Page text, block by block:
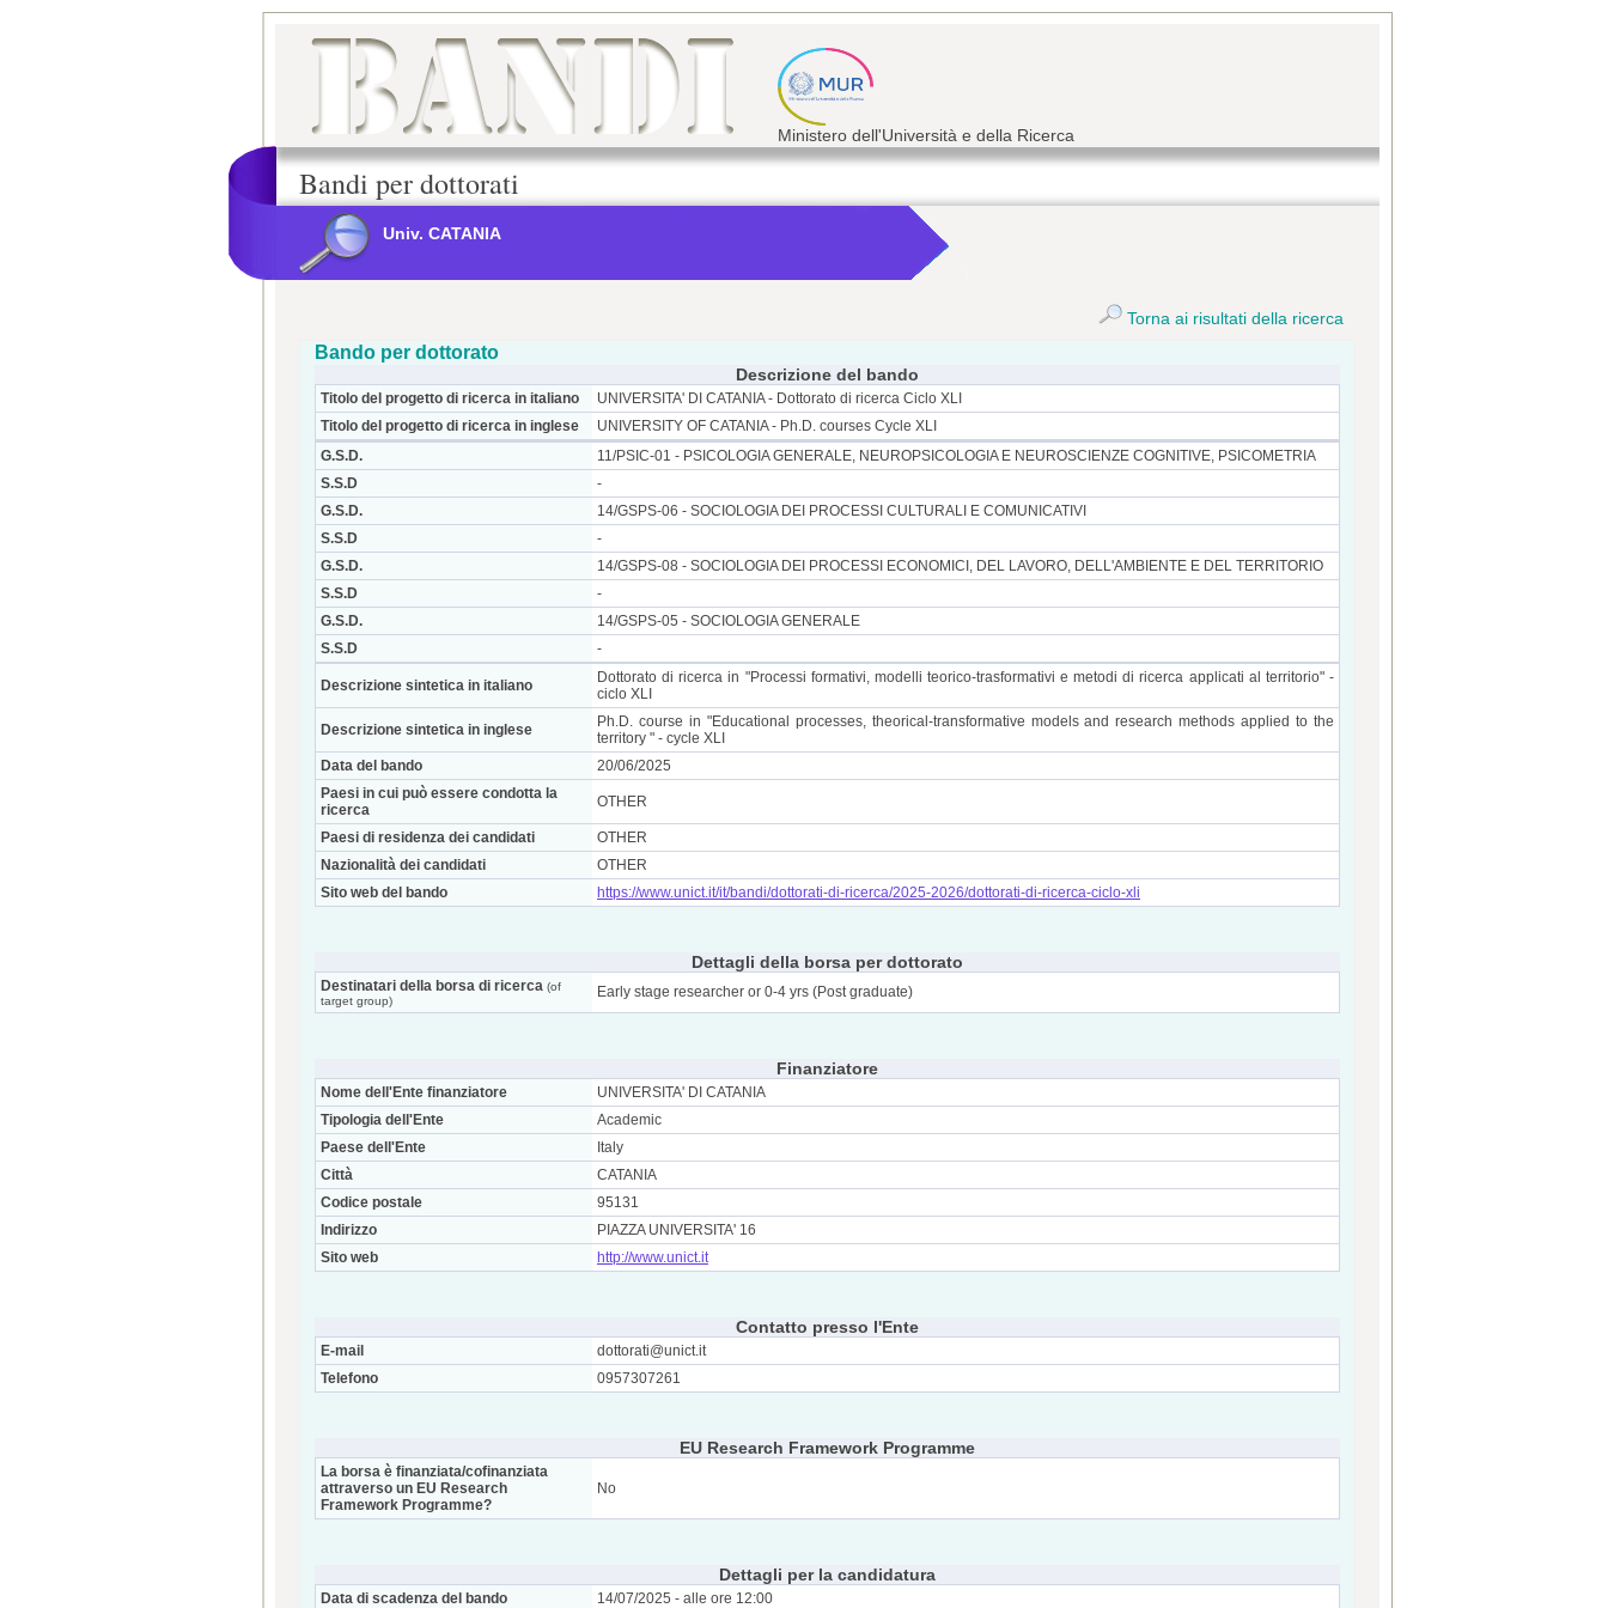
Ministero dell'Università e della Ricerca
Bandi per dottorati
Univ. CATANIA
Torna ai risultati della ricerca
Bando per dottorato
Descrizione del bando
Titolo del progetto di ricerca in italiano
UNIVERSITA' DI CATANIA - Dottorato di ricerca Ciclo XLI
Titolo del progetto di ricerca in inglese
UNIVERSITY OF CATANIA - Ph.D. courses Cycle XLI
G.S.D.
11/PSIC-01 - PSICOLOGIA GENERALE, NEUROPSICOLOGIA E NEUROSCIENZE COGNITIVE, PSICOMETRIA
S.S.D
-
G.S.D.
14/GSPS-06 - SOCIOLOGIA DEI PROCESSI CULTURALI E COMUNICATIVI
S.S.D
-
G.S.D.
14/GSPS-08 - SOCIOLOGIA DEI PROCESSI ECONOMICI, DEL LAVORO, DELL'AMBIENTE E DEL TERRITORIO
S.S.D
-
G.S.D.
14/GSPS-05 - SOCIOLOGIA GENERALE
S.S.D
-
Descrizione sintetica in italiano
Dottorato di ricerca in "Processi formativi, modelli teorico-trasformativi e metodi di ricerca applicati al territorio" -
ciclo XLI
Descrizione sintetica in inglese
Ph.D. course in "Educational processes, theorical-transformative models and research methods applied to the
territory " - cycle XLI
Data del bando
20/06/2025
Paesi in cui può essere condotta la
ricerca
OTHER
Paesi di residenza dei candidati
OTHER
Nazionalità dei candidati
OTHER
Sito web del bando
https://www.unict.it/it/bandi/dottorati-di-ricerca/2025-2026/dottorati-di-ricerca-ciclo-xli
Dettagli della borsa per dottorato
Destinatari della borsa di ricerca (of
target group)
Early stage researcher or 0-4 yrs (Post graduate)
Finanziatore
Nome dell'Ente finanziatore
UNIVERSITA' DI CATANIA
Tipologia dell'Ente
Academic
Paese dell'Ente
Italy
Città
CATANIA
Codice postale
95131
Indirizzo
PIAZZA UNIVERSITA' 16
Sito web
http://www.unict.it
Contatto presso l'Ente
E-mail
dottorati@unict.it
Telefono
0957307261
EU Research Framework Programme
La borsa è finanziata/cofinanziata
attraverso un EU Research
Framework Programme?
No
Dettagli per la candidatura
Data di scadenza del bando 14/07/2025 - alle ore 12:00